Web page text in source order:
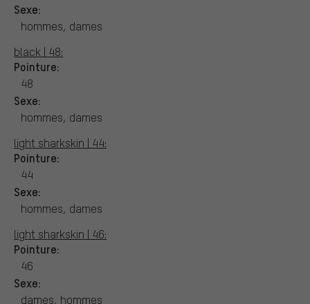
Sexe:
hommes, dames
black | 48:
Pointure:
48
Sexe:
hommes, dames
light sharkskin | 44:
Pointure:
44
Sexe:
hommes, dames
light sharkskin | 46:
Pointure:
46
Sexe:
dames, hommes